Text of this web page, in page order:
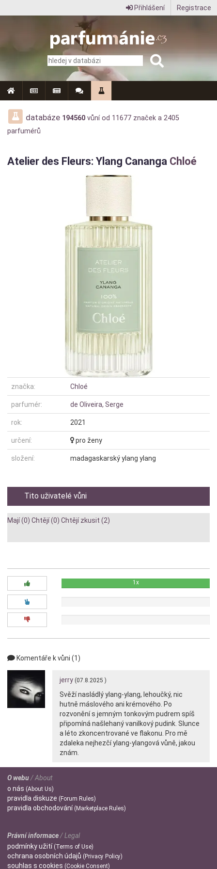
Přihlášení Registrace
Parfumanie.cz
–
vše
o
vůních,
parfémech
a
aromaterapii
databáze 194560 vůní od 11677 značek a 2405
parfumérů
Atelier des Fleurs: Ylang Cananga Chloé
značka: Chloé
parfumér: de Oliveira, Serge
rok: 2021
určení: pro ženy
složení: madagaskarský ylang ylang
Tito uživatelé vůni
Mají (0) Chtějí (0) Chtějí zkusit (2)
1x
Komentáře k vůni (1)
jerry (07.8.2025 )
Svěží nasládlý ylang-ylang, lehoučký, nic
hutně máslového ani krémového. Po
rozvonění s jemným tonkovým pudrem spíš
připomíná našlehaný vanilkový pudink. Slunce
a léto zkoncentrované ve flakonu. Pro mě
zdaleka nejhezčí ylang-ylangová vůně, jakou
znám.
O webu/ About
o nás (About Us)
pravidla diskuze (Forum Rules)
pravidla obchodování (Marketplace Rules)
Právní informace/ Legal
podmínkyužití (Terms of Use)
ochrana osobních údajů (Privacy Policy)
souhlas s cookies (Cookie Consent)